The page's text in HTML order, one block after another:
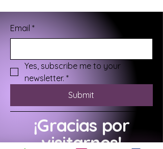
Email *
Yes, subscribe me to your
newsletter. *
Submit
¡Gracias por
visitarnos!